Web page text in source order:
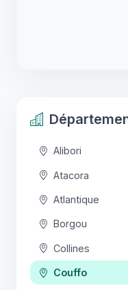
Alibori
Atacora
Atlantique
Borgou
Collines
Couffo